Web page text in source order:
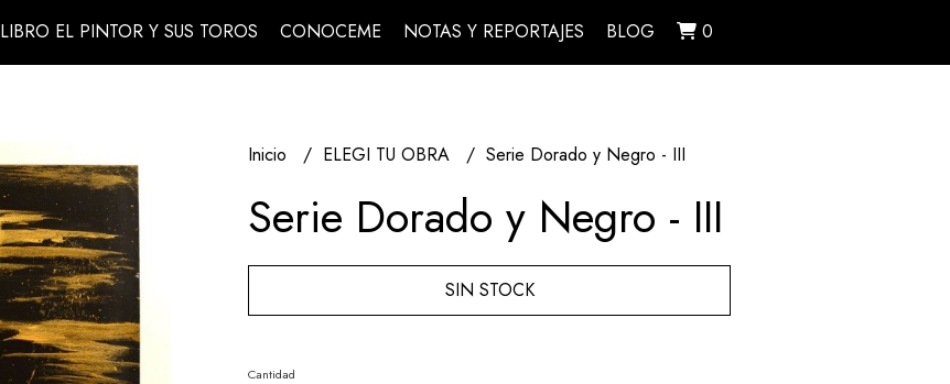
LIBRO EL PINTOR Y SUS TOROS CONOCEME NOTAS Y REPORTAJES BLOG 0
Inicio ELEGI TU OBRA Serie Dorado y Negro - III
Serie Dorado y Negro - III
SIN STOCK
Cantidad